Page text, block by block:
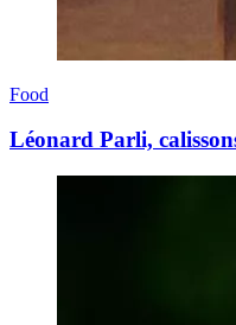
Food
Léonard Parli,